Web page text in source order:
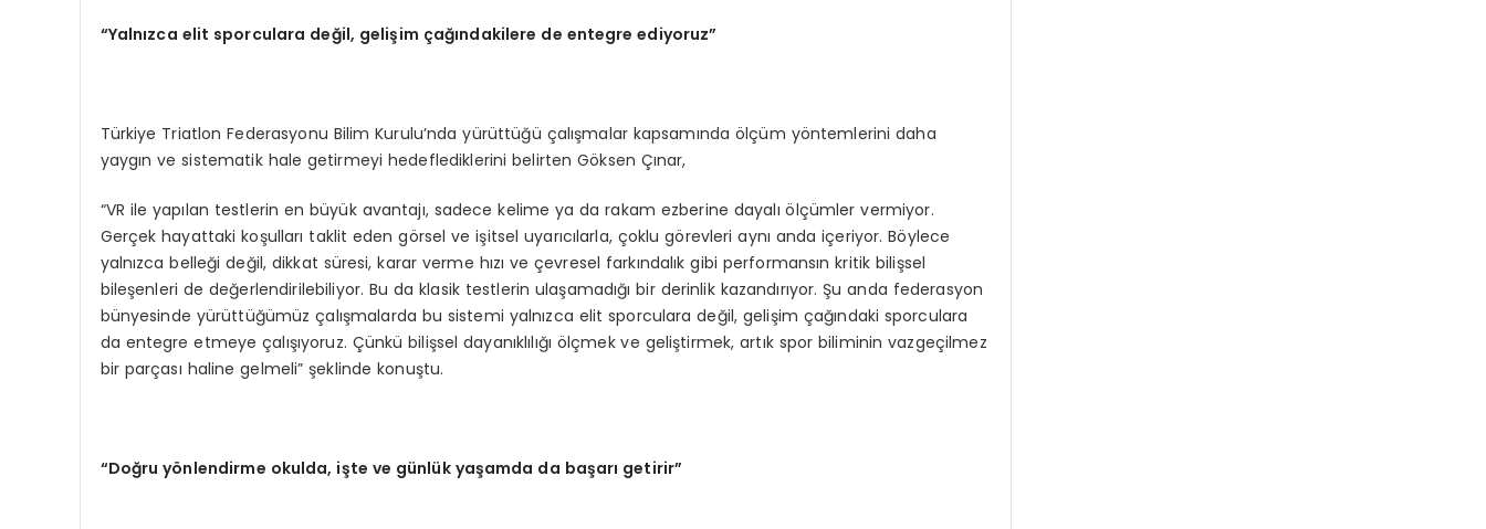
“Yalnızca elit sporculara değil, gelişim çağındakilere de entegre ediyoruz”
Türkiye Triatlon Federasyonu Bilim Kurulu’nda yürüttüğü çalışmalar kapsamında ölçüm yöntemlerini daha
yaygın ve sistematik hale getirmeyi hedeflediklerini belirten Göksen Çınar,
“VR ile yapılan testlerin en büyük avantajı, sadece kelime ya da rakam ezberine dayalı ölçümler vermiyor.
Gerçek hayattaki koşulları taklit eden görsel ve işitsel uyarıcılarla, çoklu görevleri aynı anda içeriyor. Böylece
yalnızca belleği değil, dikkat süresi, karar verme hızı ve çevresel farkındalık gibi performansın kritik bilişsel
bileşenleri de değerlendirilebiliyor. Bu da klasik testlerin ulaşamadığı bir derinlik kazandırıyor. Şu anda federasyon
bünyesinde yürüttüğümüz çalışmalarda bu sistemi yalnızca elit sporculara değil, gelişim çağındaki sporculara
da entegre etmeye çalışıyoruz. Çünkü bilişsel dayanıklılığı ölçmek ve geliştirmek, artık spor biliminin vazgeçilmez
bir parçası haline gelmeli” şeklinde konuştu.
“Doğru yönlendirme okulda, işte ve günlük yaşamda da başarı getirir”